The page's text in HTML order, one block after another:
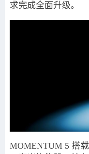
求完成全面升级。
MOMENTUM 5 搭